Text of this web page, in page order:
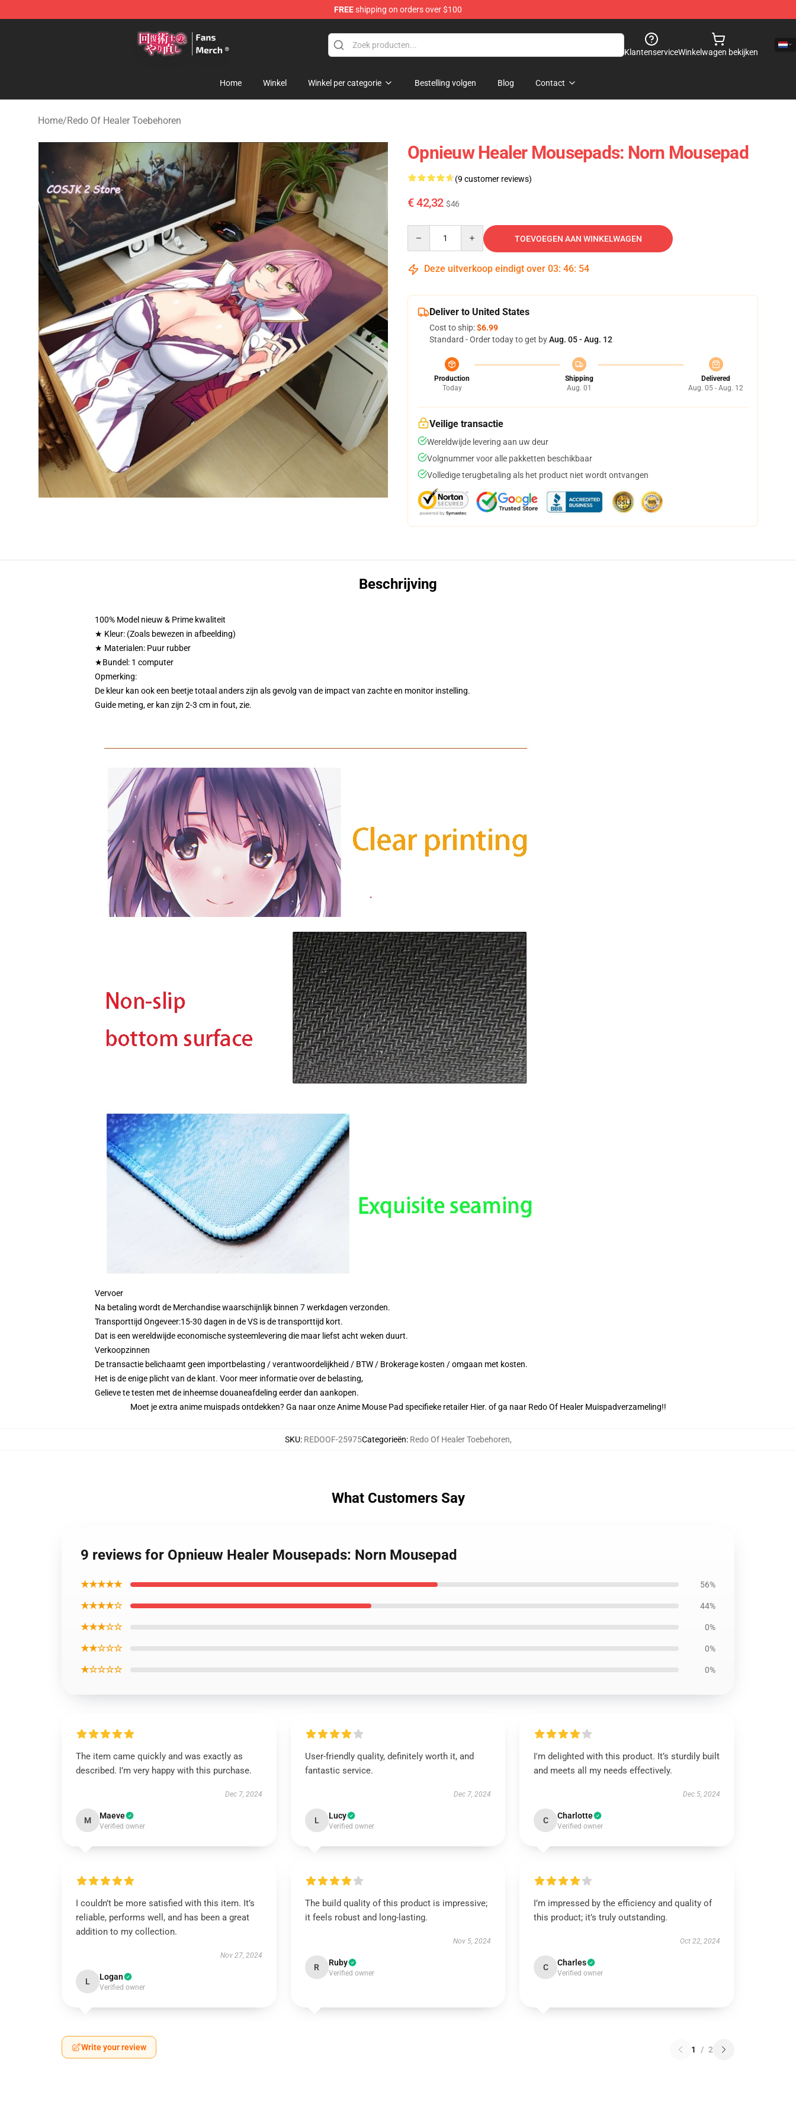
FREEshipping on orders over $100
KlantenserviceWinkelwagen bekijken
Home Winkel Winkel per categorie Bestelling volgen Blog Contact
Home/Redo Of Healer Toebehoren
Opnieuw Healer Mousepads: Norn Mousepad
(9 customer reviews)
€ 42,32 $46
TOEVOEGEN AAN WINKELWAGEN
Deze uitverkoop eindigt over 03: 46: 53
Deliver to United States
Cost to ship:$6.99
Standard - Order today to get byAug. 05 - Aug. 12
Production
Today
Shipping
Aug. 01
Delivered
Aug. 05 - Aug. 12
Veilige transactie
Wereldwijde levering aan uw deur
Volgnummer voor alle pakketten beschikbaar
Volledige terugbetaling als het product niet wordt ontvangen
Beschrijving
100% Model nieuw & Prime kwaliteit
★ Kleur: (Zoals bewezen in afbeelding)
★ Materialen: Puur rubber
★Bundel: 1 computer
Opmerking:
De kleur kan ook een beetje totaal anders zijn als gevolg van de impact van zachte en monitor instelling.
Guide meting, er kan zijn 2-3 cm in fout, zie.
Vervoer
Na betaling wordt de Merchandise waarschijnlijk binnen 7 werkdagen verzonden.
Transporttijd Ongeveer:15-30 dagen in de VS is de transporttijd kort.
Dat is een wereldwijde economische systeemlevering die maar liefst acht weken duurt.
Verkoopzinnen
De transactie belichaamt geen importbelasting / verantwoordelijkheid / BTW / Brokerage kosten / omgaan met kosten.
Het is de enige plicht van de klant. Voor meer informatie over de belasting,
Gelieve te testen met de inheemse douaneafdeling eerder dan aankopen.
Moet je extra anime muispads ontdekken? Ga naar onze Anime Mouse Pad specifieke retailer Hier. of ga naar Redo Of Healer Muispadverzameling!!
SKU: REDOOF-25975Categorieën: Redo Of Healer Toebehoren,
What Customers Say
9 reviews for Opnieuw Healer Mousepads: Norn Mousepad
★★★★★ 56%
★★★★☆ 44%
★★★☆☆ 0%
★★☆☆☆ 0%
★☆☆☆☆ 0%
The item came quickly and was exactly as
described. I’m very happy with this purchase.
Dec 7, 2024
M Maeve
Verified owner
User-friendly quality, definitely worth it, and
fantastic service.
Dec 7, 2024
L Lucy
Verified owner
I'm delighted with this product. It’s sturdily built
and meets all my needs effectively.
Dec 5, 2024
C Charlotte
Verified owner
I couldn’t be more satisfied with this item. It’s
reliable, performs well, and has been a great
addition to my collection.
Nov 27, 2024
L Logan
Verified owner
The build quality of this product is impressive;
it feels robust and long-lasting.
Nov 5, 2024
R Ruby
Verified owner
I’m impressed by the efficiency and quality of
this product; it’s truly outstanding.
Oct 22, 2024
C Charles
Verified owner
Write your review 1 / 2